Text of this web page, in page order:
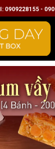
0909228155 -